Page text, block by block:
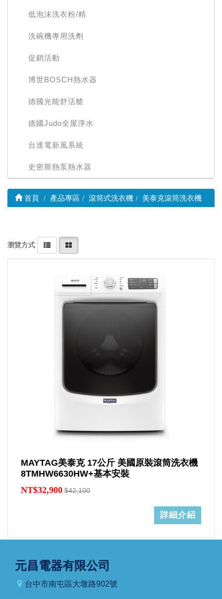
低泡沫洗衣粉/精
洗碗機專用洗劑
促銷活動
博世BOSCH熱水器
德國光能舒活艙
德國Judo全屋淨水
台達電新風系統
史密斯熱泵熱水器
首頁 產品專區 滾筒式洗衣機 美泰克滾筒洗衣機
瀏覽方式
MAYTAG美泰克 17公斤 美國原裝滾筒洗衣機
8TMHW6630HW+基本安裝
NT$32,900 $42,100
詳細介紹
元昌電器有限公司
台中市南屯區大墩路902號